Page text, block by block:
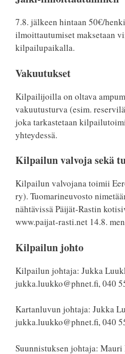
7.8. jälkeen hintaan 50€/
ilmoittautumiset maksetaan
kilpailupaikalla.
Vakuutukset
Kilpailijoilla on oltava
vakuutusturva (esim.
joka tarkastetaan
yhteydessä.
Kilpailun valvoja sekä
Kilpailun valvojana toimii
ry). Tuomarineuvosto
nähtävissä Päijät-Rastin
www.paijat-rasti.net 14.8.
Kilpailun johto
Kilpailun johtaja: Jukka
jukka.luukko@phnet.fi, 040
Kartanluvun johtaja: Jukka
jukka.luukko@phnet.fi, 040
Suunnistuksen johtaja: